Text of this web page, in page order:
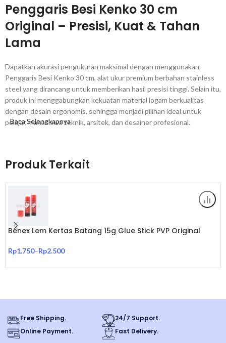
Penggaris Besi Kenko 30 cm
Original – Presisi, Kuat & Tahan
Lama
Dapatkan akurasi pengukuran maksimal dengan menggunakan
Penggaris Besi Kenko 30 cm, alat ukur premium berbahan stainless
steel yang dirancang untuk memberikan hasil presisi tinggi. Selain itu,
produk ini menggabungkan kekuatan material logam berkualitas
dengan desain ergonomis, sehingga menjadi pilihan ideal untuk
pelajar, mahasiswa teknik, arsitek, dan desainer profesional.
Spesifikasi Produk:
– Panjang: 30 cm (300 mm)
– Material: Stainless Steel Berkualitas Tinggi
Keunggulan Penggaris Besi Kenko:
Baca Selengkapnya
Produk Terkait
Benex Lem Kertas Batang 15g Glue Stick PVP Original
Rp1.750–Rp2.500
Free Shipping.
24/7 Support.
Online Payment.
Fast Delivery.